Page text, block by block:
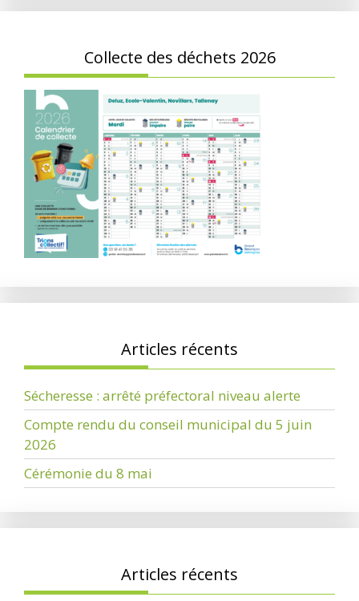
Collecte des déchets 2026
Articles récents
Sécheresse : arrêté préfectoral niveau alerte
Compte rendu du conseil municipal du 5 juin
2026
Cérémonie du 8 mai
Articles récents